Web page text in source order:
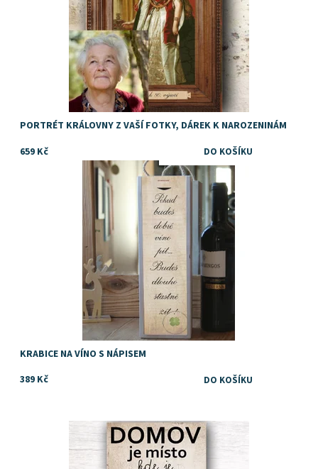
PORTRÉT KRÁLOVNY Z VAŠÍ FOTKY, DÁREK K NAROZENINÁM
659 Kč
Skladem
KRABICE NA VÍNO S NÁPISEM
389 Kč
Dostupnost: Skladem